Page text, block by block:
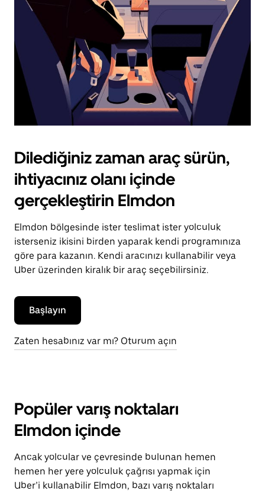
tuşuna
basın.
Dilediğiniz zaman araç sürün,
ihtiyacınız olanı içinde
gerçekleştirin Elmdon
Elmdon bölgesinde ister teslimat ister yolculuk
isterseniz ikisini birden yaparak kendi programınıza
göre para kazanın. Kendi aracınızı kullanabilir veya
Uber üzerinden kiralık bir araç seçebilirsiniz.
Başlayın
Zaten hesabınız var mı? Oturum açın
Popüler varış noktaları
Elmdon içinde
Ancak yolcular ve çevresinde bulunan hemen
hemen her yere yolculuk çağrısı yapmak için
Uber’i kullanabilir Elmdon, bazı varış noktaları